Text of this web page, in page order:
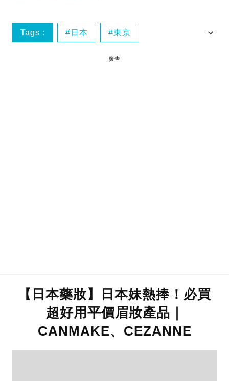
Tags : 日本 東京
廣告
【日本藥妝】日本妹熱捧！必買
超好用平價眉妝產品｜
CANMAKE、CEZANNE